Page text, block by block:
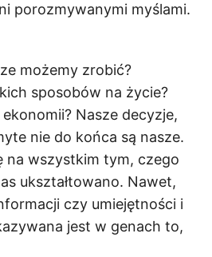
porozmywanymi myślami.
możemy zrobić?
sposobów na życie?
Nasze decyzje,
nie do końca są nasze.
na wszystkim tym, czego
ukształtowano. Nawet,
czy umiejętności i
jest w genach to,